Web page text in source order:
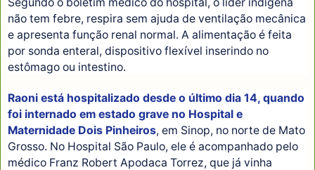
não tem febre, respira sem ajuda de ventilação mecânica
e apresenta função renal normal. A alimentação é feita
por sonda enteral, dispositivo flexível inserindo no
estômago ou intestino.
Raoni está hospitalizado desde o último dia 14, quando
foi internado em estado grave no Hospital e
Maternidade Dois Pinheiros, em Sinop, no norte de Mato
Grosso. No Hospital São Paulo, ele é acompanhado pelo
médico Franz Robert Apodaca Torrez, que já vinha